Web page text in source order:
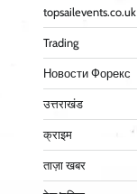
topsailevents.co.uk
Trading
Новости Форекс
उत्तराखंड
क्राइम
ताज़ा खबर